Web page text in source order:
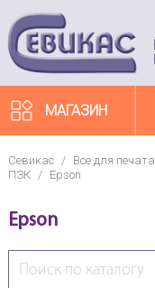
МАГАЗИН
Севикас / Все для
ПЗК / Epson
Epson